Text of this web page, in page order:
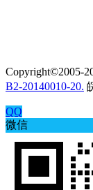
Copyright©2005-
B2-20140010-20.
QQ
微信